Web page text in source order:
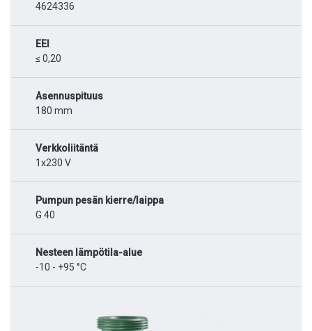
4624336
EEI
≤ 0,20
Asennuspituus
180 mm
Verkkoliitäntä
1x230 V
Pumpun pesän kierre/laippa
G 40
Nesteen lämpötila-alue
-10 - +95 °C